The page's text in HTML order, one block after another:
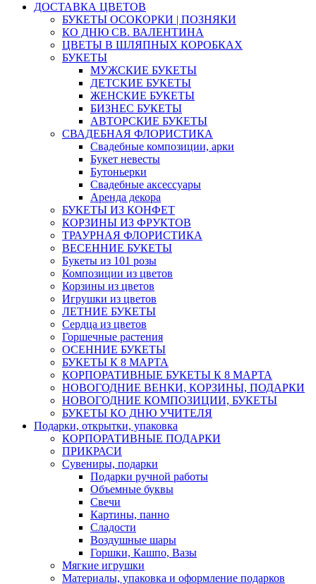
ДОСТАВКА ЦВЕТОВ
БУКЕТЫ ОСОКОРКИ | ПОЗНЯКИ
КО ДНЮ СВ. ВАЛЕНТИНА
ЦВЕТЫ В ШЛЯПНЫХ КОРОБКАХ
БУКЕТЫ
МУЖСКИЕ БУКЕТЫ
ДЕТСКИЕ БУКЕТЫ
ЖЕНСКИЕ БУКЕТЫ
БИЗНЕС БУКЕТЫ
АВТОРСКИЕ БУКЕТЫ
СВАДЕБНАЯ ФЛОРИСТИКА
Свадебные композиции, арки
Букет невесты
Бутоньерки
Свадебные аксессуары
Аренда декора
БУКЕТЫ ИЗ КОНФЕТ
КОРЗИНЫ ИЗ ФРУКТОВ
ТРАУРНАЯ ФЛОРИСТИКА
ВЕСЕННИЕ БУКЕТЫ
Букеты из 101 розы
Композиции из цветов
Корзины из цветов
Игрушки из цветов
ЛЕТНИЕ БУКЕТЫ
Сердца из цветов
Горшечные растения
ОСЕННИЕ БУКЕТЫ
БУКЕТЫ К 8 МАРТА
КОРПОРАТИВНЫЕ БУКЕТЫ К 8 МАРТА
НОВОГОДНИЕ ВЕНКИ, КОРЗИНЫ, ПОДАРКИ
НОВОГОДНИЕ КОМПОЗИЦИИ, БУКЕТЫ
БУКЕТЫ КО ДНЮ УЧИТЕЛЯ
Подарки, открытки, упаковка
КОРПОРАТИВНЫЕ ПОДАРКИ
ПРИКРАСИ
Сувениры, подарки
Подарки ручной работы
Объемные буквы
Свечи
Картины, панно
Сладости
Воздушные шары
Горшки, Кашпо, Вазы
Мягкие игрушки
Материалы, упаковка и оформление подарков